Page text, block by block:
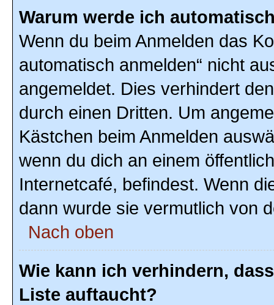
Warum werde ich
Wenn du beim Anmelden das
automatisch anmelden“ nicht
angemeldet. Dies verhindert
durch einen Dritten. Um
Kästchen beim Anmelden
wenn du dich an einem
Internetcafé, befindest. Wenn
dann wurde sie vermutlich von
Nach oben
Wie kann ich verhindern,
Liste auftaucht?